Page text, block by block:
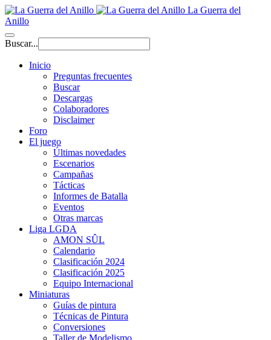
La Guerra del
Anillo
Buscar...
Inicio
Preguntas frecuentes
Buscar
Descargas
Colaboradores
Disclaimer
Foro
El juego
Últimas novedades
Escenarios
Campañas
Tácticas
Informes de Batalla
Eventos
Otras marcas
Liga LGDA
AMON SÛL
Calendario
Clasificación 2024
Clasificación 2025
Equipo Internacional
Miniaturas
Guías de pintura
Técnicas de Pintura
Conversiones
Taller de Modelismo